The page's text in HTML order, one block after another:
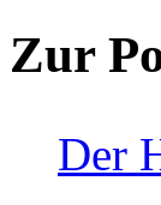
Zur
Der